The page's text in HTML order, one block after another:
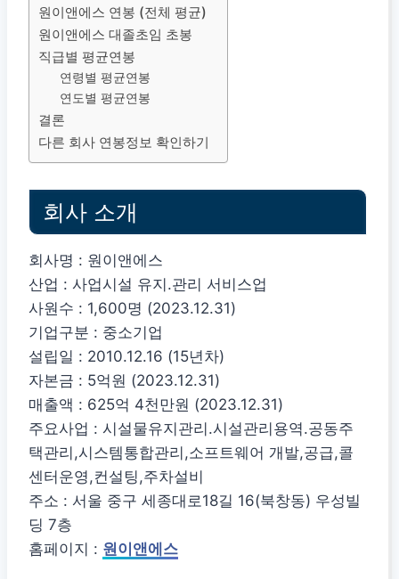
원이앤에스 연봉 (전체 평균)
원이앤에스 대졸초임 초봉
직급별 평균연봉
연령별 평균연봉
연도별 평균연봉
결론
다른 회사 연봉정보 확인하기
회사 소개
회사명 : 원이앤에스
산업 : 사업시설 유지.관리 서비스업
사원수 : 1,600명 (2023.12.31)
기업구분 : 중소기업
설립일 : 2010.12.16 (15년차)
자본금 : 5억원 (2023.12.31)
매출액 : 625억 4천만원 (2023.12.31)
주요사업 : 시설물유지관리.시설관리용역.공동주
택관리,시스템통합관리,소프트웨어 개발,공급,콜
센터운영,컨설팅,주차설비
주소 : 서울 중구 세종대로18길 16(북창동) 우성빌
딩 7층
홈페이지 : 원이앤에스